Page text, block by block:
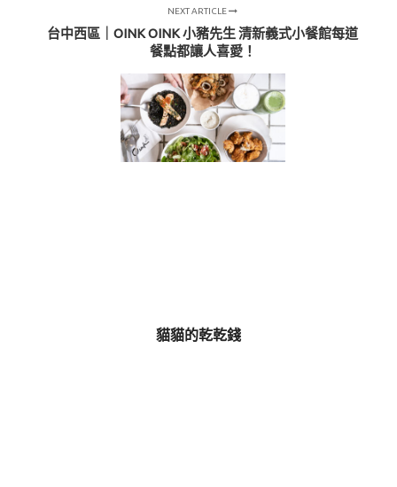
NEXT ARTICLE
台中西區｜OINK OINK 小豬先生 清新義式小餐館每道
餐點都讓人喜愛！
貓貓的乾乾錢